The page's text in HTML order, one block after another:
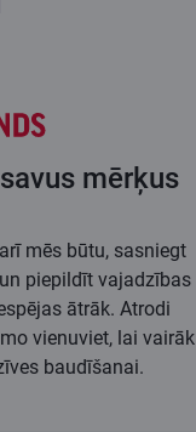
mērķus
mēs būtu, sasniegt
piepildīt vajadzības
ātrāk. Atrodi
vienuviet, lai vairāk
baudīšanai.